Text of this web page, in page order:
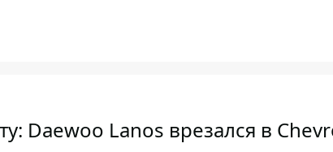
Daewoo Lanos врезался в